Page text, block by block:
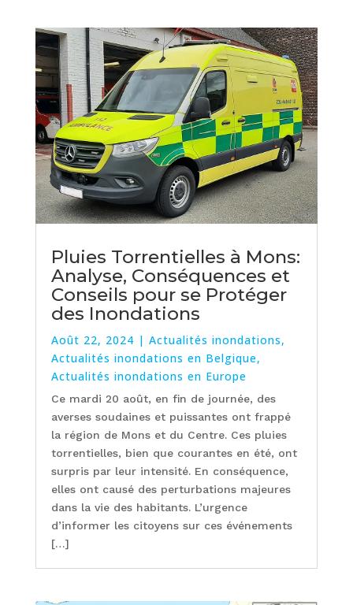
Pluies Torrentielles à Mons:
Analyse, Conséquences et
Conseils pour se Protéger
des Inondations
Août 22, 2024 | Actualités inondations,
Actualités inondations en Belgique,
Actualités inondations en Europe
Ce mardi 20 août, en fin de journée, des
averses soudaines et puissantes ont frappé
la région de Mons et du Centre. Ces pluies
torrentielles, bien que courantes en été, ont
surpris par leur intensité. En conséquence,
elles ont causé des perturbations majeures
dans la vie des habitants. L’urgence
d’informer les citoyens sur ces événements
[…]